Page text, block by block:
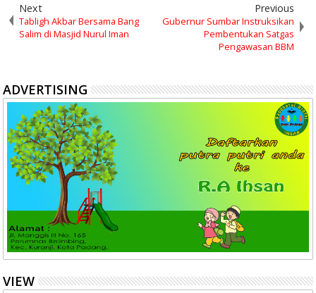
Next
Tabligh Akbar Bersama Bang
Salim di Masjid Nurul Iman
Previous
Gubernur Sumbar Instruksikan
Pembentukan Satgas
Pengawasan BBM
ADVERTISING
VIEW